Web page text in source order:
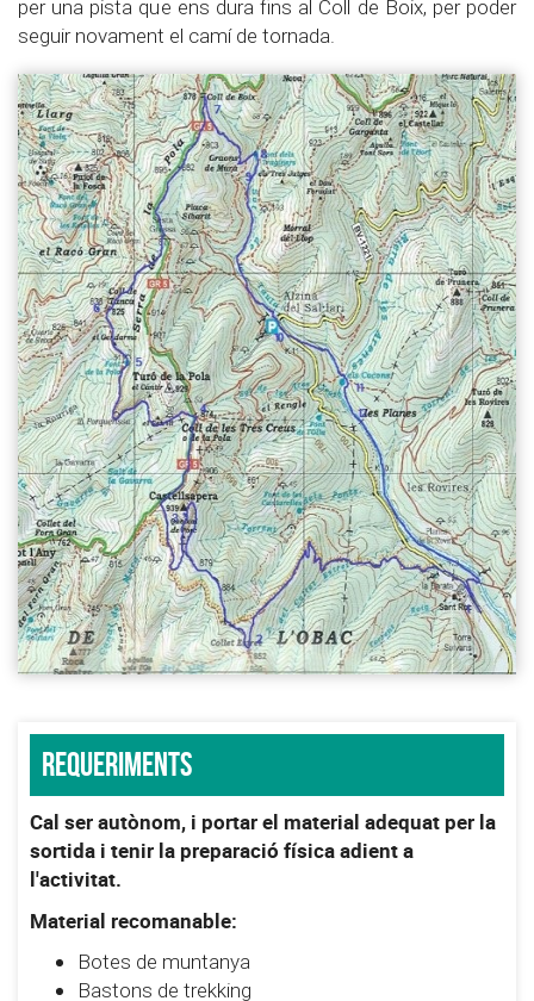
per una pista que ens dura fins al Coll de Boix, per poder
seguir novament el camí de tornada.
Requeriments
Cal ser autònom, i portar el material adequat per la
sortida i tenir la preparació física adient a
l'activitat.
Material recomanable:
Botes de muntanya
Bastons de trekking